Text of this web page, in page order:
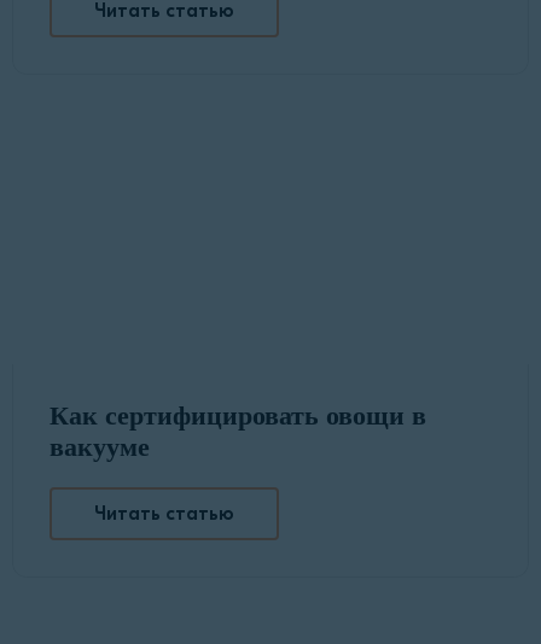
Читать статью
Как сертифицировать овощи в
вакууме
Читать статью